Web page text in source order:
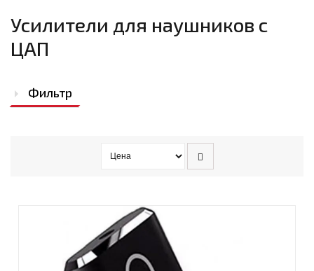
Усилители для наушников с
ЦАП
Фильтр